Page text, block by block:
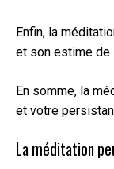
Enfin, la
et son estime de
En somme, la
et votre
La méditation